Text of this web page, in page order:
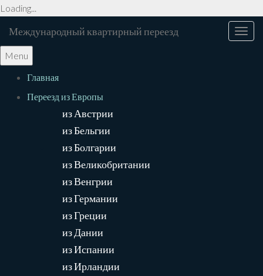
Loading...
Международный квартирный переезд
Menu
Главная
Переезд из Европы
из Австрии
из Бельгии
из Болгарии
из Великобритании
из Венгрии
из Германии
из Греции
из Дании
из Испании
из Ирландии